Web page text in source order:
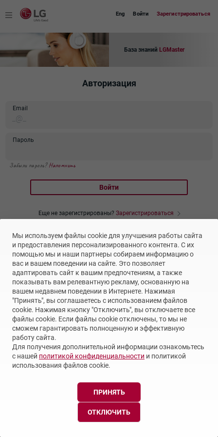
Eng Войти Зарегистрироваться
База знаний LGMaster
Авторизация
Email
Пароль
Забыли пароль?Напомнить
Войти
Еще не зарегистрированы? Зарегистрироваться
© 2026 LGMaster
Положение о конфиденциальности
Мы используем файлы cookie для улучшения работы сайта
и предоставления персонализированного контента. С их
помощью мы и наши партнеры собираем информацию о
вас и вашем поведении на сайте. Это позволяет
адаптировать сайт к вашим предпочтениям, а также
показывать вам релевантную рекламу, основанную на
вашем недавнем поведении в Интернете. Нажимая
"Принять", вы соглашаетесь с использованием файлов
cookie. Нажимая кнопку "Отключить", вы отключаете все
файлы cookie. Если файлы cookie отключены, то мы не
сможем гарантировать полноценную и эффективную
работу сайта.
Для получения дополнительной информации ознакомьтесь
с нашей политикой конфиденциальности и политикой
использования файлов cookie.
ПРИНЯТЬ
ОТКЛЮЧИТЬ